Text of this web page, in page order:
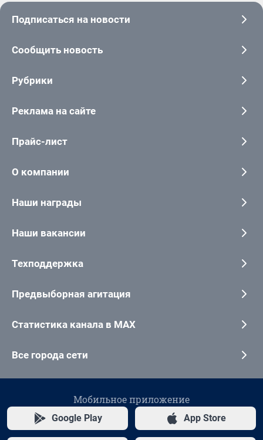
Подписаться на новости
Сообщить новость
Рубрики
Реклама на сайте
Прайс-лист
О компании
Наши награды
Наши вакансии
Техподдержка
Предвыборная агитация
Статистика канала в MAX
Все города сети
Мобильное приложение
Google Play App Store